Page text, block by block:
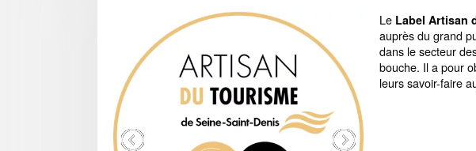
Le Label Artisan
auprès du grand
dans le secteur
bouche. Il a pour
leurs savoir-faire